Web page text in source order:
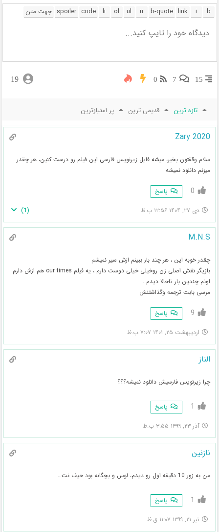
15
7
0
19
تازه ترین قدیمی ترین پر امتیازترین
Zary 2020
سلام وققتون بخیر، میشه فایل زیرنویس فارسی این فیلم رو درست کنین، هر چقدر
میزنم دانلود نمیشه
0 پاسخ
دی ۲۷, ۱۴۰۴ ۱۲:۵۶ ب.ظ (
1
)
M.N.S
چقدر خوبه این ، هر چند بار ببینم ازش سیر نمیشم
بازیگر نقش اصلی زن روخیلی خیلی دوست دارم ، یه فیلم our times هم ازش دارم
اونم چندین بار تاحالا دیدم .
مرسی بابت ترجمه وگذاشتنش
9 پاسخ
اردیبهشت ۲۵, ۱۴۰۱ ۷:۰۷ ب.ظ
الناز
چرا زیرنویس فارسیش دانلود نمیشه؟؟؟
1 پاسخ
آذر ۲۳, ۱۳۹۹ ۳:۵۵ ب.ظ
نازنین
من به زور 10 دقیقه اول رو دیدم، لوس و بچگانه بود حیف نت…
1 پاسخ
تیر ۲۱, ۱۳۹۹ ۱۱:۰۷ ق.ظ